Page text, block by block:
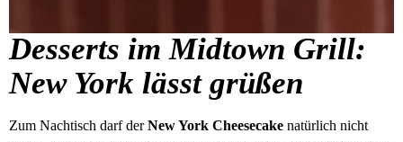
Desserts im Midtown Grill:
New York lässt grüßen
Zum Nachtisch darf derNew York Cheesecake natürlich nicht